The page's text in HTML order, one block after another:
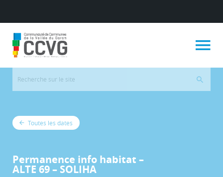
Toutes les dates
Permanence info habitat –
ALTE 69 – SOLIHA